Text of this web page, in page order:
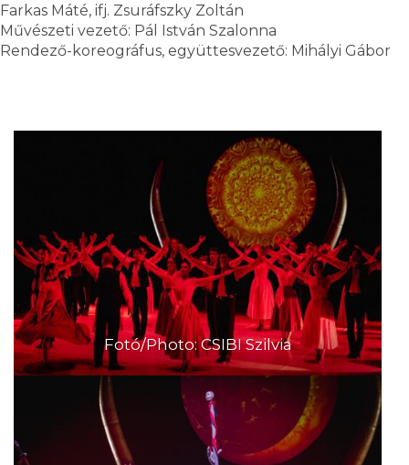
Farkas Máté, ifj. Zsuráfszky Zoltán
Művészeti vezető: Pál István Szalonna
Rendező-koreográfus, együttesvezető: Mihályi Gábor
Fotó/Photo: CSIBI Szilvia